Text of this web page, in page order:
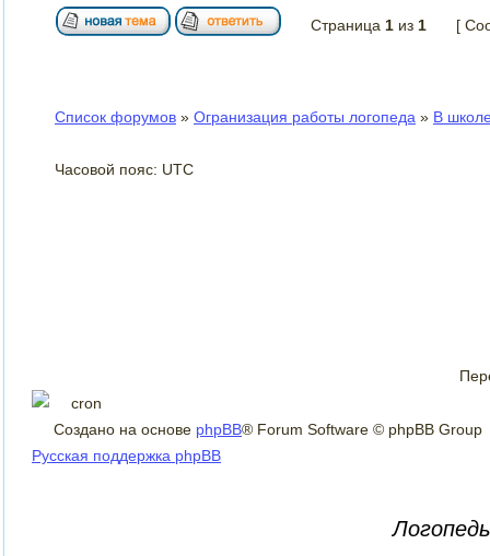
Страница 1 из 1 [
Список форумов » Огранизация работы логопеда » В
Часовой пояс: UTC
Создано на основе phpBB® Forum Software © phpBB Group
Русская поддержка phpBB